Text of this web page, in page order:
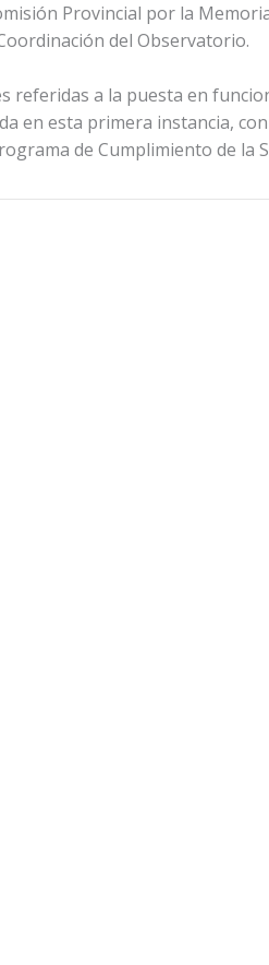
Provincial por la
del Observatorio.
referidas a la puesta en
en esta primera instancia,
de Cumplimiento de la